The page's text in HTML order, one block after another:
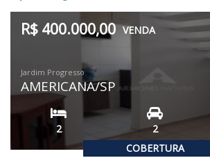
COBERTURA
R$ 400.000,00 VENDA
Jardim Progresso
AMERICANA/SP
2 2